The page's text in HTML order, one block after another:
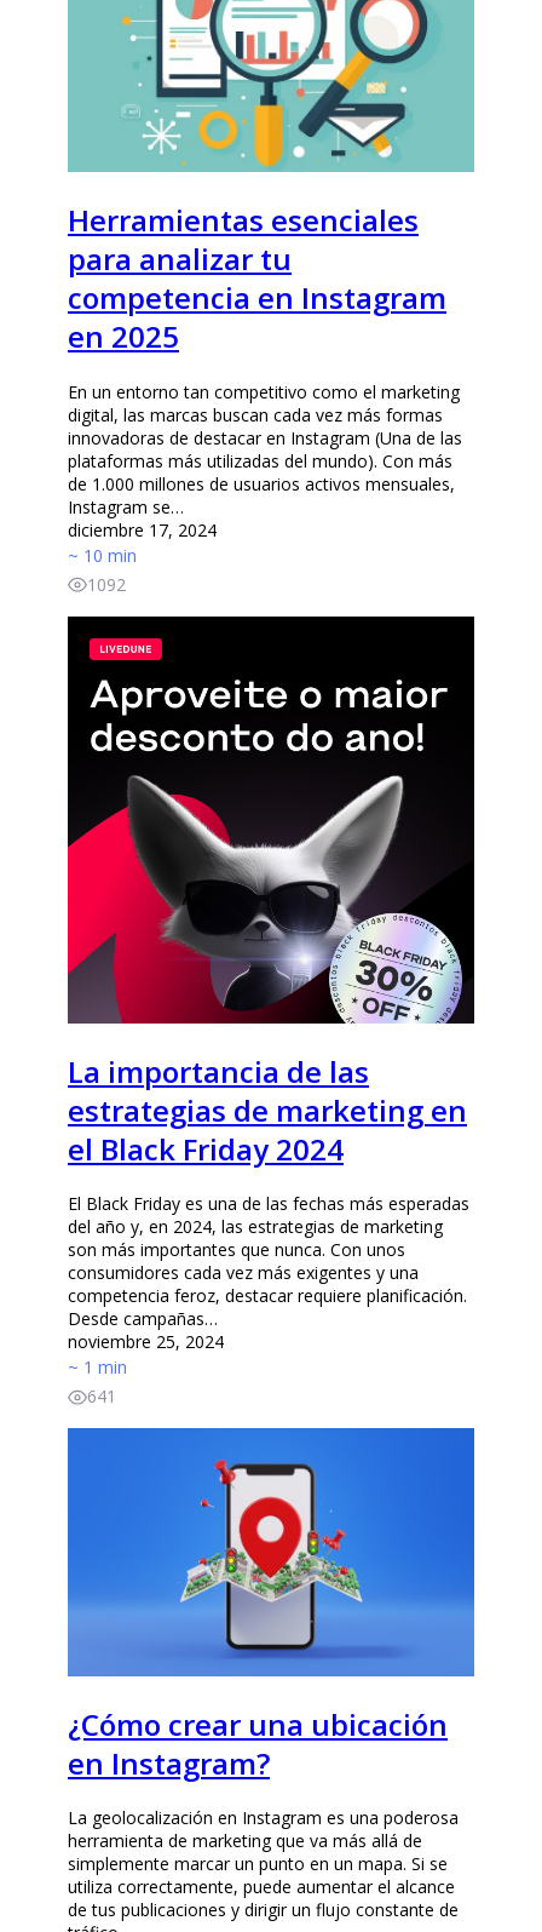
Herramientas esenciales
para analizar tu
competencia en Instagram
en 2025
En un entorno tan competitivo como el marketing
digital, las marcas buscan cada vez más formas
innovadoras de destacar en Instagram (Una de las
plataformas más utilizadas del mundo). Con más
de 1.000 millones de usuarios activos mensuales,
Instagram se…
diciembre 17, 2024
~ 10 min
1092
La importancia de las
estrategias de marketing en
el Black Friday 2024
El Black Friday es una de las fechas más esperadas
del año y, en 2024, las estrategias de marketing
son más importantes que nunca. Con unos
consumidores cada vez más exigentes y una
competencia feroz, destacar requiere planificación.
Desde campañas…
noviembre 25, 2024
~ 1 min
641
¿Cómo crear una ubicación
en Instagram?
La geolocalización en Instagram es una poderosa
herramienta de marketing que va más allá de
simplemente marcar un punto en un mapa. Si se
utiliza correctamente, puede aumentar el alcance
de tus publicaciones y dirigir un flujo constante de